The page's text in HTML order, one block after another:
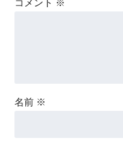
コメント ※
名前 ※